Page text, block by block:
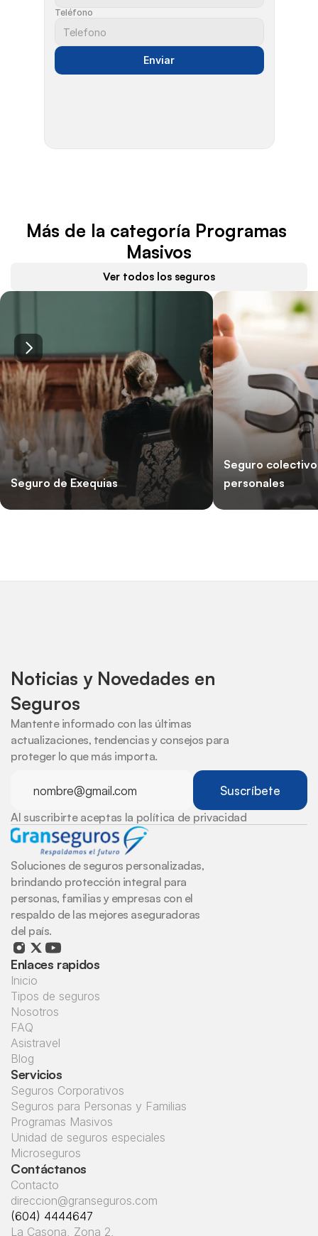
Teléfono
Enviar
Más de la categoría Programas
Masivos
Ver todos los seguros
Seguro de Exequias
Seguro
personales
Noticias y Novedades en
Seguros
Mantente informado con las últimas
actualizaciones, tendencias y consejos para
proteger lo que más importa.
Al suscribirte aceptas la política de privacidad
Soluciones de seguros personalizadas,
brindando protección integral para
personas, familias y empresas con el
respaldo de las mejores aseguradoras
del país.
Enlaces rapidos
Inicio
Tipos de seguros
Nosotros
FAQ
Asistravel
Blog
Servicios
Seguros Corporativos
Seguros para Personas y Familias
Programas Masivos
Unidad de seguros especiales
Microseguros
Contáctanos
Contacto
direccion@granseguros.com
(604) 4444647
La Casona, Zona 2,